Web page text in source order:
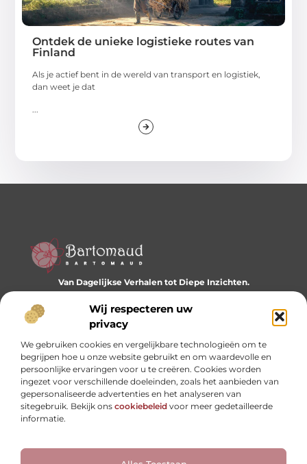
Wij respecteren uw
privacy
We gebruiken cookies en vergelijkbare technologieën om te
begrijpen hoe u onze website gebruikt en om waardevolle en
persoonlijke ervaringen voor u te creëren. Cookies worden
ingezet voor verschillende doeleinden, zoals het aanbieden van
gepersonaliseerde advertenties en het analyseren van
sitegebruik. Bekijk ons cookiebeleid voor meer gedetailleerde
informatie.
Ontdek de unieke logistieke routes van
Finland
Als je actief bent in de wereld van transport en logistiek,
dan weet je dat
Van Dagelijkse Verhalen tot Diepe Inzichten.
Ontdek een wereld vol diverse blogs en artikelen die je
dagelijks inspireren en nieuwe perspectieven bieden.
Onze informatie